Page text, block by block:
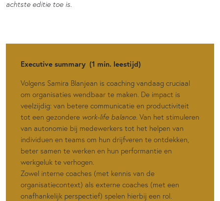
achtste editie toe is.
Executive summary (1 min. leestijd)
Volgens Samira Blanjean is coaching vandaag cruciaal
om organisaties wendbaar te maken. De impact is
veelzijdig: van betere communicatie en productiviteit
tot een gezondere work-life balance. Van het stimuleren
van autonomie bij medewerkers tot het helpen van
individuen en teams om hun drijfveren te ontdekken,
beter samen te werken en hun performantie en
werkgeluk te verhogen.
Zowel interne coaches (met kennis van de
organisatiecontext) als externe coaches (met een
onafhankelijk perspectief) spelen hierbij een rol.